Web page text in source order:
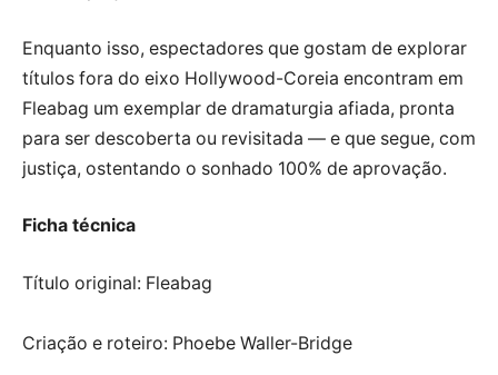
Enquanto isso, espectadores que gostam de explorar
títulos fora do eixo Hollywood-Coreia encontram em
Fleabag um exemplar de dramaturgia afiada, pronta
para ser descoberta ou revisitada — e que segue, com
justiça, ostentando o sonhado 100% de aprovação.
Ficha técnica
Título original: Fleabag
Criação e roteiro: Phoebe Waller-Bridge